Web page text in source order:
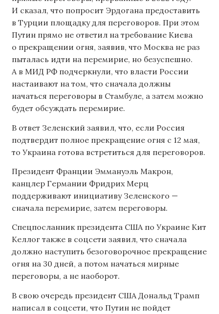
И сказал, что попросит Эрдогана предоставить
в Турции площадку для переговоров. При этом
Путин прямо не ответил на требование Киева
о прекращении огня, заявив, что Москва не раз
пыталась идти на перемирие, но безуспешно.
А в МИД РФ подчеркнули, что власти России
настаивают на том, что сначала должны
начаться переговоры в Стамбуле, а затем можно
будет обсуждать перемирие.
В ответ Зеленский заявил, что, если Россия
подтвердит полное прекращение огня с 12 мая,
то Украина готова встретиться для переговоров.
Президент Франции Эммануэль Макрон,
канцлер Германии Фридрих Мерц
поддерживают инициативу Зеленского —
сначала перемирие, затем переговоры.
Спецпосланник президента США по Украине Кит
Келлог также в соцсети заявил, что сначала
должно наступить безоговорочное прекращение
огня на 30 дней, а потом начаться мирные
переговоры, а не наоборот.
В свою очередь президент США Дональд Трамп
написал в соцсети, что Путин не пойдет